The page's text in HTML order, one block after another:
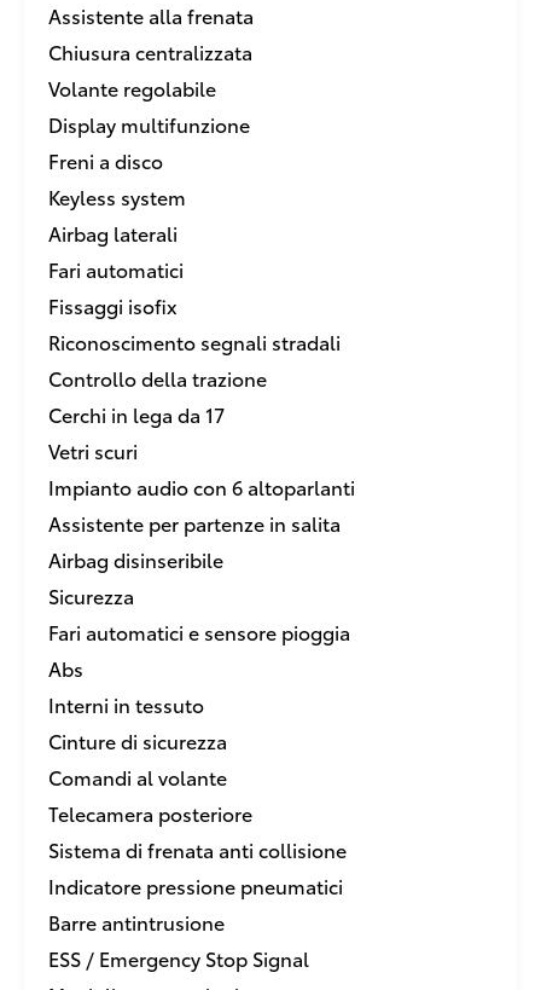
Assistente alla frenata
Chiusura centralizzata
Volante regolabile
Display multifunzione
Freni a disco
Keyless system
Airbag laterali
Fari automatici
Fissaggi isofix
Riconoscimento segnali stradali
Controllo della trazione
Cerchi in lega da 17
Vetri scuri
Impianto audio con 6 altoparlanti
Assistente per partenze in salita
Airbag disinseribile
Sicurezza
Fari automatici e sensore pioggia
Abs
Interni in tessuto
Cinture di sicurezza
Comandi al volante
Telecamera posteriore
Sistema di frenata anti collisione
Indicatore pressione pneumatici
Barre antintrusione
ESS / Emergency Stop Signal